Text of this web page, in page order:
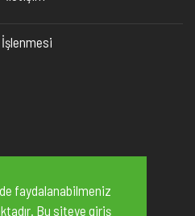
İşlenmesi
No’lu Cadde, No:2
faydalanabilmeniz
Bu siteye giriş